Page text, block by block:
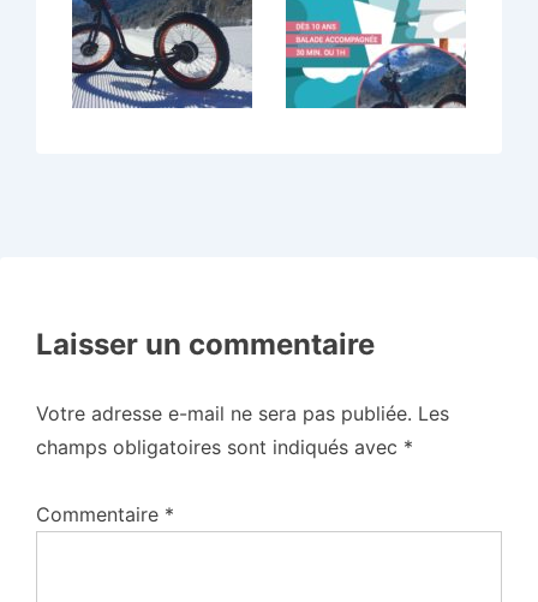
Laisser un commentaire
Votre adresse e-mail ne sera pas publiée. Les
champs obligatoires sont indiqués avec *
Commentaire *